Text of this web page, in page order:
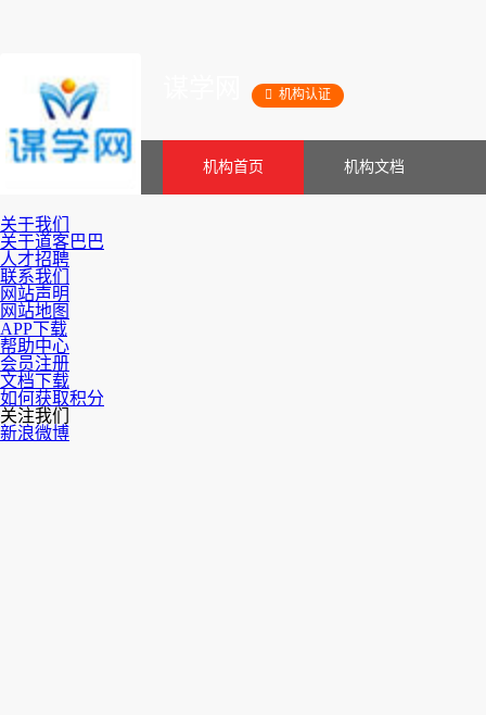
 机构认证
机构首页 机构文档
关于我们
关于道客巴巴
人才招聘
联系我们
网站声明
网站地图
APP下载
帮助中心
会员注册
文档下载
如何获取积分
关注我们
新浪微博